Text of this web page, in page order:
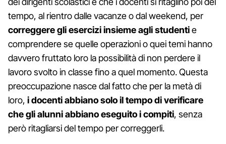
tempo, al rientro dalle vacanze o dal weekend, per
correggere gli esercizi insieme agli studentie
comprendere se quelle operazioni o quei temi hanno
davvero fruttato loro la possibilità di non perdere il
lavoro svolto in classe fino a quel momento. Questa
preoccupazione nasce dal fatto che per la metà di
loro, i docenti abbiano solo il tempo di verificare
che gli alunni abbiano eseguito i compiti, senza
però ritagliarsi del tempo per correggerli.